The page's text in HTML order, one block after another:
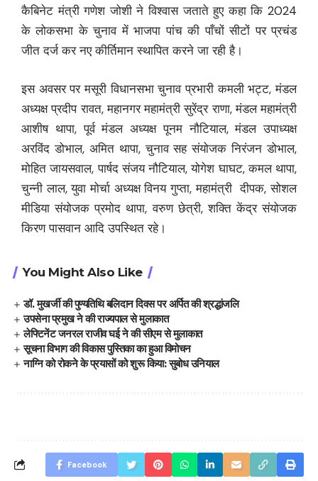
कैबिनेट मंत्री गणेश जोशी ने विश्वास जताते हुए कहा कि 2024
के लोकसभा के चुनाव में भाजपा पांच की पाँचों सीटों पर प्रचंड
जीत दर्ज कर नए कीर्तिमान स्थापित करने जा रही है।
इस अवसर पर मसूरी विधानसभा चुनाव प्रभारी कमली भट्ट, मंडल
अध्यक्ष प्रदीप रावत, महानगर महामंत्री सुरेंद्र राणा, मंडल महामंत्री
आशीष थापा, पूर्व मंडल अध्यक्ष पूनम नौटियाल, मंडल उपाध्यक्ष
अरविंद डोभाल, अमित थापा, चुनाव सह संयोजक निरंजन डोभाल,
मोहित जायसवाल, पार्षद संजय नौटियाल, योगेश घाघट, कमल थापा,
चुन्नी लाल, युवा मोर्चा अध्यक्ष विनय गुप्ता, महामंत्री दीपक, सोशल
मीडिया संयोजक प्रमोद थापा, वरुण छेत्री, शक्ति केंद्र संयोजक
किरण पासवान आदि उपस्थित रहे।
You Might Also Like
डॉ. मुखर्जी की पुण्यतिथि बलिदान दिवस पर अर्पित की श्रद्धांजलि
उपसेना प्रमुख ने की राज्यपाल से मुलाकात
लेफ्टिनेंट जनरल राजीव घई ने की सीएम से मुलाकात
सूचना विभाग की विकास पुस्तिका का हुआ विमोचन
नाग्नि को रोकने के प्रयासों को शुरू किया: सुबोध उनियाल
Facebook